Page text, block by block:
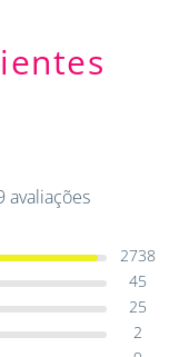
avaliações
2738
45
25
2